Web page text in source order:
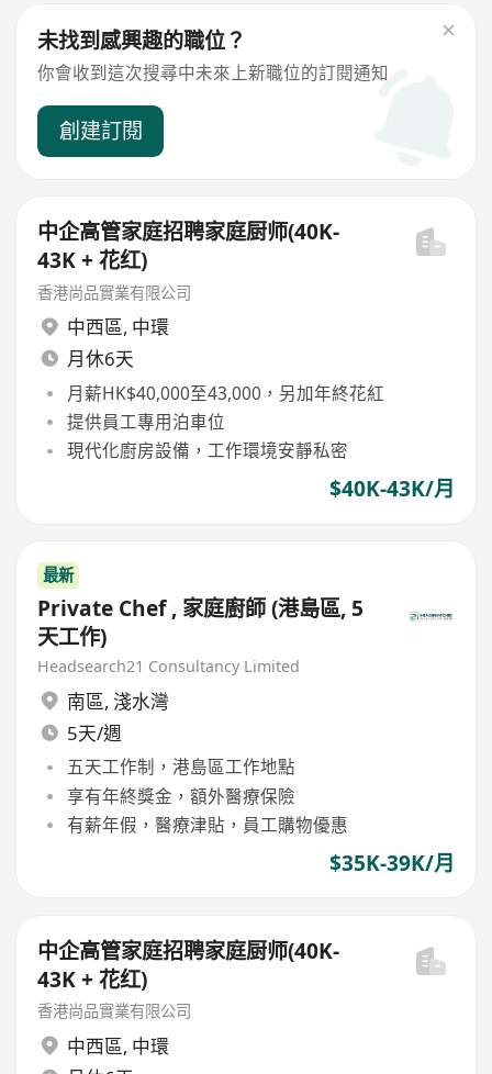
未找到感興趣的職位？
你會收到這次搜尋中未來上新職位的訂閱通知
創建訂閱
中企高管家庭招聘家庭厨师(40K-
43K + 花红)
香港尚品實業有限公司
中西區, 中環
月休6天
月薪HK$40,000至43,000，另加年終花紅
提供員工專用泊車位
現代化廚房設備，工作環境安靜私密
$40K-43K/月
最新
Private Chef , 家庭廚師 (港島區, 5
天工作)
Headsearch21 Consultancy Limited
南區, 淺水灣
5天/週
五天工作制，港島區工作地點
享有年終獎金，額外醫療保險
有薪年假，醫療津貼，員工購物優惠
$35K-39K/月
中企高管家庭招聘家庭厨师(40K-
43K + 花红)
香港尚品實業有限公司
中西區, 中環